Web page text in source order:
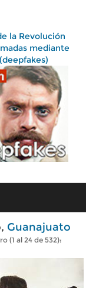
la Revolución
mediante
Guanajuato
(1 al 24 de 532):